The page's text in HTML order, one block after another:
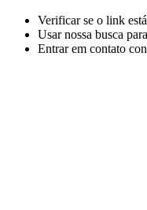
Verificar se o link
Usar nossa busca
Entrar em contato